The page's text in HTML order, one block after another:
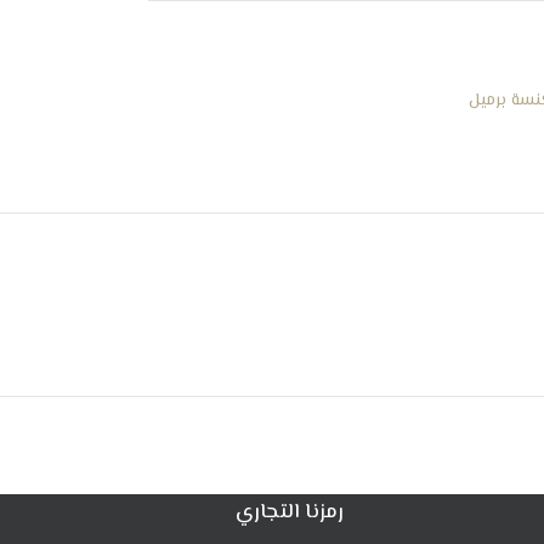
للشقوق
برميل
رمزنا التجاري